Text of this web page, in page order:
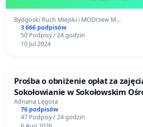
Bydgoski Ruch Miejski i MODrzew M…
3 666 podpisów
50 Podpisy / 24 godzin
10 Jul 2024
Prośba o obniżenie opłat za
Sokołowianie w Sokołowskim
Adriana Lęgota
76 podpisów
47 Podpisy / 24 godzin